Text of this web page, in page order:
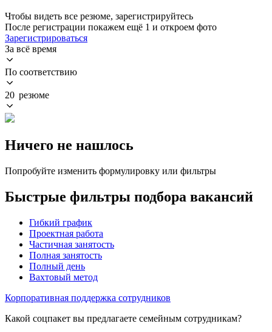
Чтобы видеть все резюме, зарегистрируйтесь
После регистрации покажем ещё 1 и откроем фото
Зарегистрироваться
За всё время
По соответствию
20 резюме
Ничего не нашлось
Попробуйте изменить формулировку или фильтры
Быстрые фильтры подбора вакансий
Гибкий график
Проектная работа
Частичная занятость
Полная занятость
Полный день
Вахтовый метод
Корпоративная поддержка сотрудников
Какой соцпакет вы предлагаете семейным сотрудникам?